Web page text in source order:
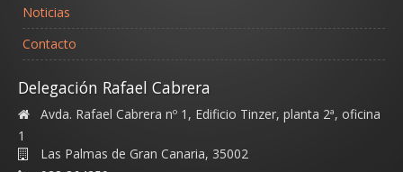
Noticias
Contacto
Delegación Rafael Cabrera
Avda. Rafael Cabrera nº 1, Edificio Tinzer, planta 2ª, oficina
1
Las Palmas de Gran Canaria, 35002